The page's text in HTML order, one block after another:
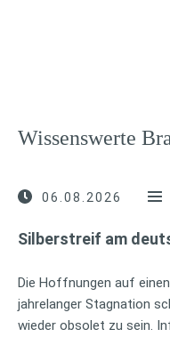
Wissenswerte
06.08.2026
Silberstreif am
Die Hoffnungen auf
jahrelanger Stagnation
wieder obsolet zu sein.